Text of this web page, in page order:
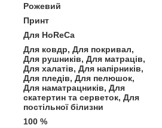
Рожевий
Принт
Для HoReCa
Для ковдр, Для покривал,
Для рушників, Для матраців,
Для халатів, Для напірників,
Для пледів, Для пелюшок,
Для наматрацників, Для
скатертин та серветок, Для
постільної білизни
100 %